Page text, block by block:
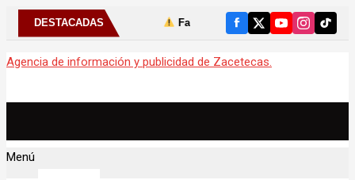
DESTACADASFabiola Rodríguez fortalece las tradiciones de
Agencia de información y publicidad de Zacetecas.
Menú